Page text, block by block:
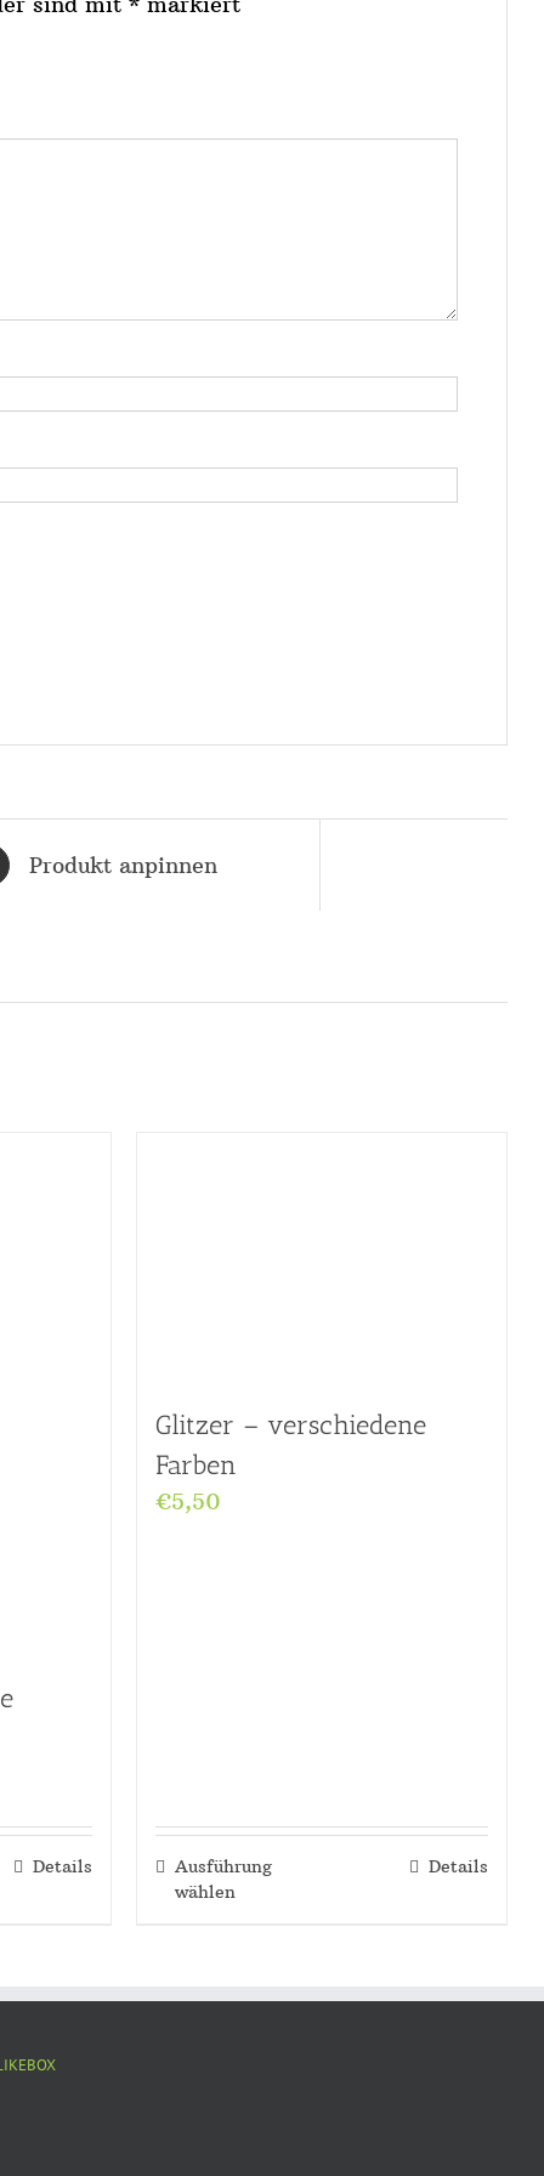
Produkt anpinnen
Details
Glitzer – verschiedene
Farben
€5,50
Ausführung
wählen
Details